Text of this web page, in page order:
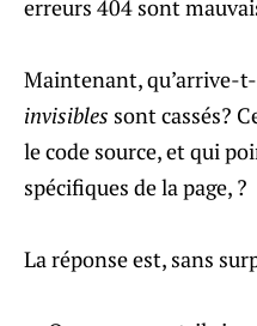
erreurs 404 sont
Maintenant, qu’arrive-
invisibles sont cassés?
le code source, et qui
spécifiques de la page, ?
La réponse est, sans